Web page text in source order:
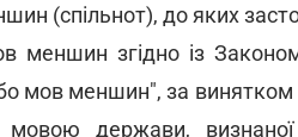
(спільнот), до яких
меншин згідно із
мов меншин", за
мовою держави,